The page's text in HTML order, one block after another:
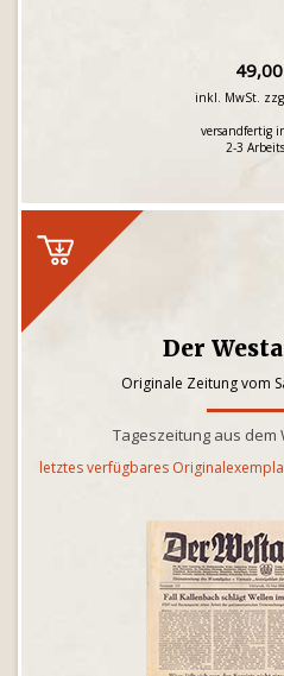
inkl. MwSt.
versandfertig
2-3
Der
Originale Zeitung vom
Tageszeitung aus dem
letztes verfügbares